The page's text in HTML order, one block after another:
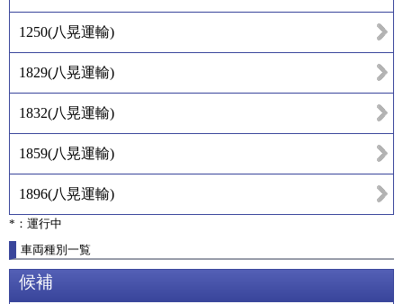
1250(八晃運輸)
1829(八晃運輸)
1832(八晃運輸)
1859(八晃運輸)
1896(八晃運輸)
*：運行中
車両種別一覧
候補